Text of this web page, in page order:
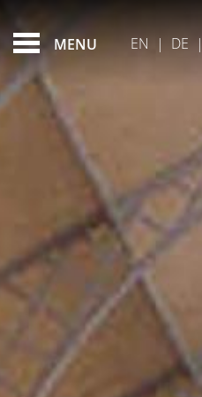
MENU EN | DE |
FEATURED -